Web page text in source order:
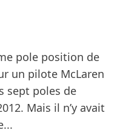
pole position de
un pilote McLaren
sept poles de
Mais il n’y avait